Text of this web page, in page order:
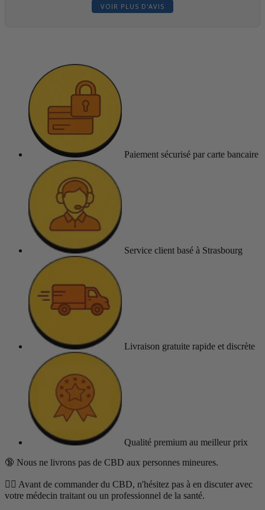
VOIR PLUS D'AVIS
Paiement sécurisé par carte bancaire
Service client basé à Strasbourg
Livraison gratuite rapide et discrète
Qualité premium au meilleur prix
🔞 Nous ne livrons pas de CBD aux personnes mineures.
👨‍⚕️ Avant de commander du CBD, n'hésitez pas à en discuter avec
votre médecin traitant ou un professionnel de la santé.